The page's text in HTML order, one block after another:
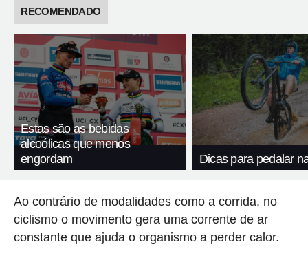
RECOMENDADO
Estas são as bebidas
alcoólicas que menos
engordam
Dicas para pedalar
Ao contrário de modalidades como a corrida, no
ciclismo o movimento gera uma corrente de ar
constante que ajuda o organismo a perder calor.